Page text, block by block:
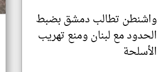
واشنطن تطالب دمشق بضبط
الحدود مع لبنان ومنع تهريب
الأسلحة